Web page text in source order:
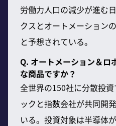
労働力人口の減少が進む
クスとオートメーション
と予想されている。
Q. オートメーション＆ロ
な商品ですか？
全世界の150社に分散投
ックと指数会社が共同開
いる。投資対象は半導体